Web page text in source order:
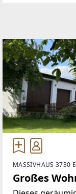
MASSIVHAUS 3730
Großes